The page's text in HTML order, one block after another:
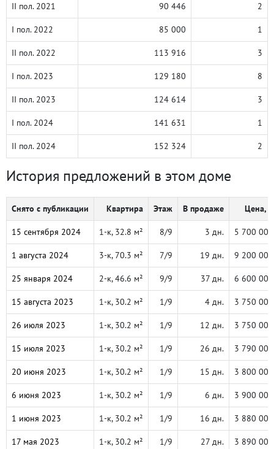
II пол. 2021 90 446 2
I пол. 2022 85 000 1
II пол. 2022 113 916 3
I пол. 2023 129 180 8
II пол. 2023 124 614 3
I пол. 2024 141 631 1
II пол. 2024 152 324 2
История предложений в этом доме
Снято с публикации Квартира Этаж В продаже Цена, ₽
15 сентября 2024 1-к, 32.8 м² 8/9 3 дн. 5 700 000
1 августа 2024 3-к, 70.3 м² 7/9 19 дн. 9 200 000
25 января 2024 2-к, 46.6 м² 9/9 37 дн. 6 600 000
15 августа 2023 1-к, 30.2 м² 1/9 4 дн. 3 750 000
26 июля 2023 1-к, 30.2 м² 1/9 12 дн. 3 750 000
15 июля 2023 1-к, 30.2 м² 1/9 26 дн. 3 790 000
20 июня 2023 1-к, 30.2 м² 1/9 15 дн. 3 800 000
6 июня 2023 1-к, 30.2 м² 1/9 6 дн. 3 900 000
1 июня 2023 1-к, 30.2 м² 1/9 16 дн. 3 880 000
17 мая 2023 1-к, 30.2 м² 1/9 27 дн. 3 890 000